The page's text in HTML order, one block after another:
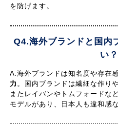
を防げます。
Q4.海外ブランドと国内
い？
A.海外ブランドは知名度や存在感
力 。国内ブランドは繊細な作り
またレイバンやトムフォードな
モデルがあり、日本人も違和感